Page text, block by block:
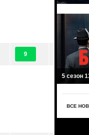
9
5 сезон
ВСЕ